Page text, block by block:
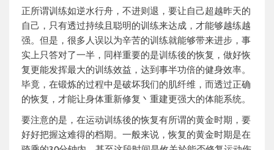
正所谓训练如逆水行舟，不进则退，要让自己超越昨天的
自己，只有透过持续且聪明的训练来达成，才能够越练越
强。但是，很多人误以为辛苦的训练就能够带来进步，事
实上只答对了一半，同样重要的是训练後的恢复，做好恢
复更能发挥最大的训练效益，达到事半功倍的健身效率。
毕竟，在锻炼的过程中是破坏我们的肌纤维，而透过正确
的恢复，才能让身体重新修复丶重建更强大的体能系统。
要注意的是，在运动训练後的恢复有所谓的黄金时期，要
好好把握这难得的档期。一般来说，恢复的黄金时期是在